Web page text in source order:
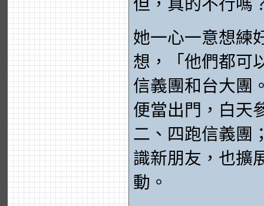
但，真的不行嗎
她一心一意想練
想，「他們都可
信義團和台大團
便當出門，白天
二、四跑信義團
識新朋友，也擴
動。